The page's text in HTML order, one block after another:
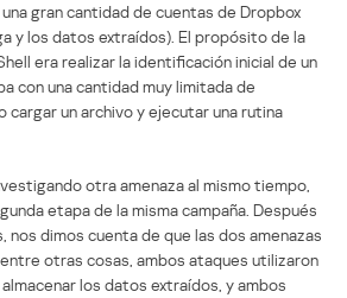
gran cantidad de cuentas de Dropbox
y los datos extraídos). El propósito de la
era realizar la identificación inicial de un
con una cantidad muy limitada de
cargar un archivo y ejecutar una rutina
otra amenaza al mismo tiempo,
etapa de la misma campaña. Después
nos dimos cuenta de que las dos amenazas
otras cosas, ambos ataques utilizaron
los datos extraídos, y ambos